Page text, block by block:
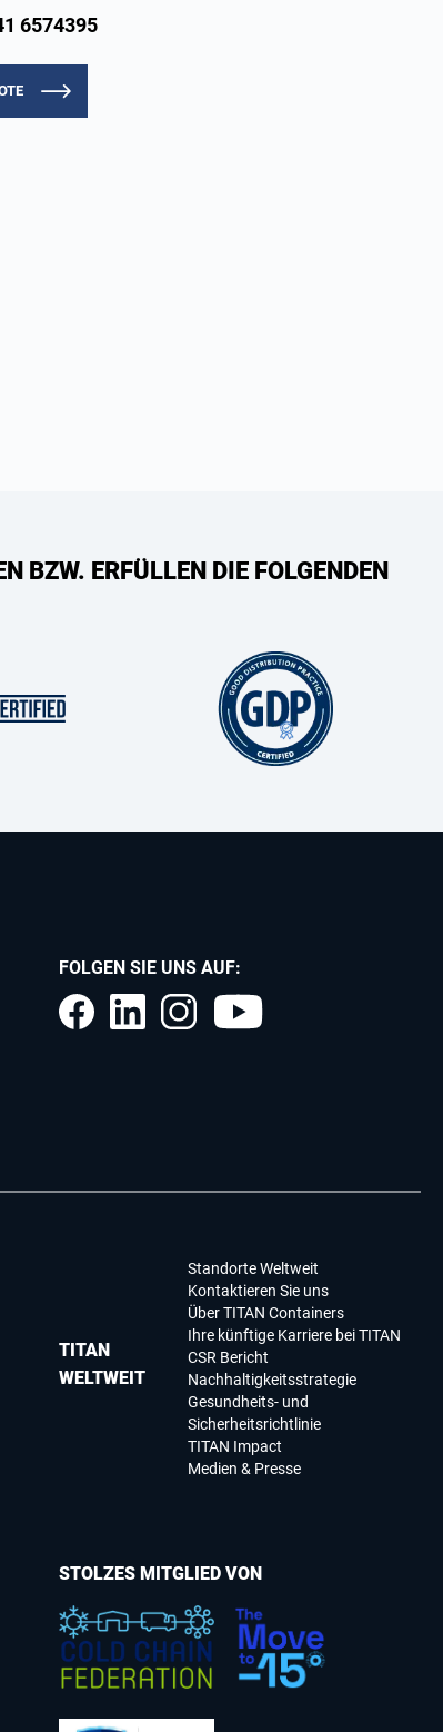
6574395
BZW. ERFÜLLEN DIE FOLGENDEN
FOLGEN SIE UNS AUF:
TITAN
WELTWEIT
Standorte Weltweit
Kontaktieren Sie uns
Über TITAN Containers
Ihre künftige Karriere bei TITAN
CSR Bericht
Nachhaltigkeitsstrategie
Gesundheits- und
Sicherheitsrichtlinie
TITAN Impact
Medien & Presse
STOLZES MITGLIED VON